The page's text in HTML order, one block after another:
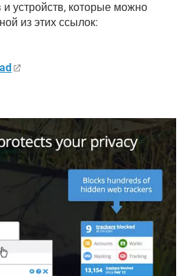
устройств, которые можно
из этих ссылок: